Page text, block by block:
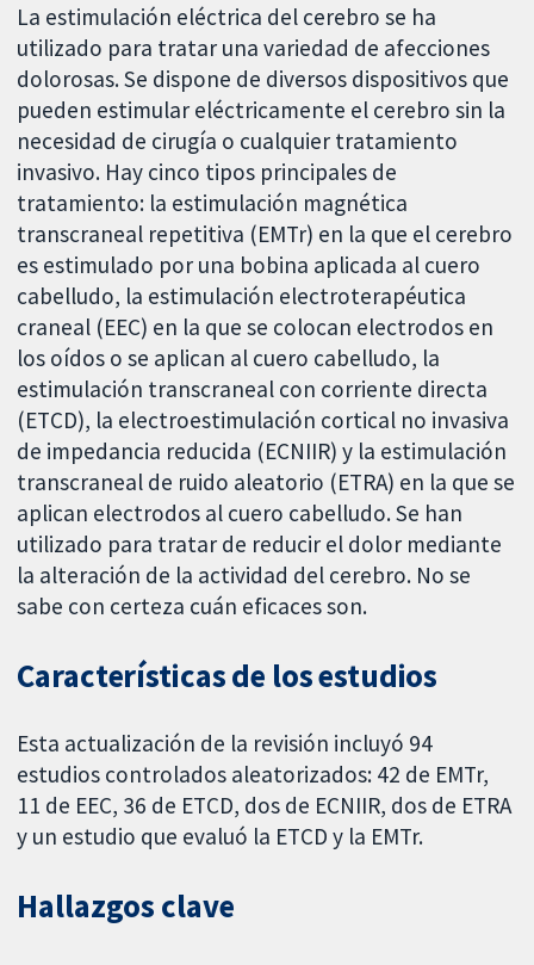
La estimulación eléctrica del cerebro se ha
utilizado para tratar una variedad de afecciones
dolorosas. Se dispone de diversos dispositivos que
pueden estimular eléctricamente el cerebro sin la
necesidad de cirugía o cualquier tratamiento
invasivo. Hay cinco tipos principales de
tratamiento: la estimulación magnética
transcraneal repetitiva (EMTr) en la que el cerebro
es estimulado por una bobina aplicada al cuero
cabelludo, la estimulación electroterapéutica
craneal (EEC) en la que se colocan electrodos en
los oídos o se aplican al cuero cabelludo, la
estimulación transcraneal con corriente directa
(ETCD), la electroestimulación cortical no invasiva
de impedancia reducida (ECNIIR) y la estimulación
transcraneal de ruido aleatorio (ETRA) en la que se
aplican electrodos al cuero cabelludo. Se han
utilizado para tratar de reducir el dolor mediante
la alteración de la actividad del cerebro. No se
sabe con certeza cuán eficaces son.
Características de los estudios
Esta actualización de la revisión incluyó 94
estudios controlados aleatorizados: 42 de EMTr,
11 de EEC, 36 de ETCD, dos de ECNIIR, dos de ETRA
y un estudio que evaluó la ETCD y la EMTr.
Hallazgos clave